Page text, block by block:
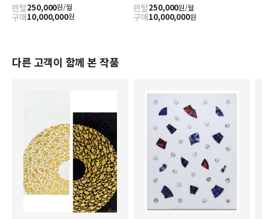
렌탈250,000원/월
구매10,000,000원
렌탈250,000원/월
구매10,000,000원
다른 고객이 함께 본 작품